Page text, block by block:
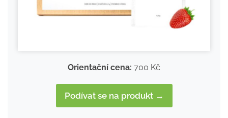
Orientační cena: 700 Kč
Podívat se na produkt →